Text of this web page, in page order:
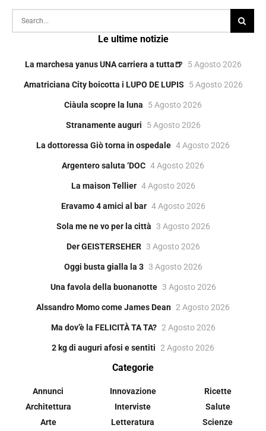
Le ultime notizie
La marchesa yanus UNA carriera a tutta🍺 5 Agosto 2026
Amatriciana City boicotta i LUPO DE LUPIS 5 Agosto 2026
Ciàula scopre la luna 5 Agosto 2026
Stranamente auguri 5 Agosto 2026
La dottoressa Giò torna in ospedale 4 Agosto 2026
Argentero saluta ‘DOC 4 Agosto 2026
La maison Tellier 4 Agosto 2026
Eravamo 4 amici al bar 4 Agosto 2026
Sola me ne vo per la città 3 Agosto 2026
Der GEISTERSEHER 3 Agosto 2026
Oggi busta gialla la 3 3 Agosto 2026
Una favola della buonanotte 3 Agosto 2026
Alssandro Momo come James Dean 2 Agosto 2026
Ma dov’è la FELICITÀ TA TA? 2 Agosto 2026
2 kg di auguri afosi e sentiti 2 Agosto 2026
Categorie
Annunci
Architettura
Arte
Innovazione
Interviste
Letteratura
Ricette
Salute
Scienze